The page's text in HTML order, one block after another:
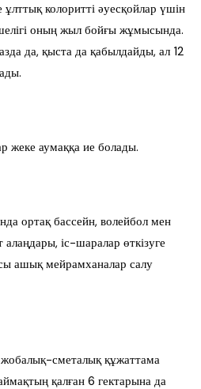
колоритті әуесқойлар үшін
оның жыл бойғы жұмысында.
да, қыста да қабылдайды, ал 12
жеке аумаққа ие болады.
ортақ бассейн, волейбол мен
алаңдары, іс-шаралар өткізуге
ашық мейрамханалар салу
сметалық құжаттама
қалған 6 гектарына да